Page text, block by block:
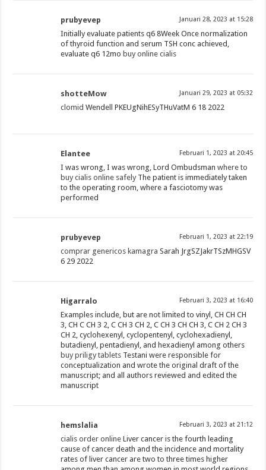
prubyevep Januari 28, 2023 at 15:28
Initially evaluate patients q6 8Week Once normalization
of thyroid function and serum TSH conc achieved,
evaluate q6 12mo buy online cialis
shotteMow Januari 29, 2023 at 05:32
clomid Wendell PKEUgNihESyTHuVatM 6 18 2022
Elantee Februari 1, 2023 at 20:45
I was wrong, I was wrong, Lord Ombudsmanwhere to
buy cialis online safely The patient is immediately taken
to the operating room, where a fasciotomy was
performed
prubyevep Februari 1, 2023 at 22:19
comprar genericos kamagra Sarah JrgSZJakrTSzMHGSV
6 29 2022
Higarralo Februari 3, 2023 at 16:40
Examples include, but are not limited to vinyl, CH CH CH
3, CH C CH 3 2, C CH 3 CH 2, C CH 3 CH CH 3, C CH 2 CH 3
CH 2, cyclohexenyl, cyclopentenyl, cyclohexadienyl,
butadienyl, pentadienyl, and hexadienyl among others
buy priligy tablets Testani were responsible for
conceptualization and wrote the original draft of the
manuscript; and all authors reviewed and edited the
manuscript
hemslalia Februari 3, 2023 at 21:12
cialis order online Liver cancer is the fourth leading
cause of cancer death and the incidence and mortality
rates of liver cancer are two to three times higher